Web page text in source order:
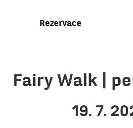
Rezervace
Fairy Walk |
19. 7.